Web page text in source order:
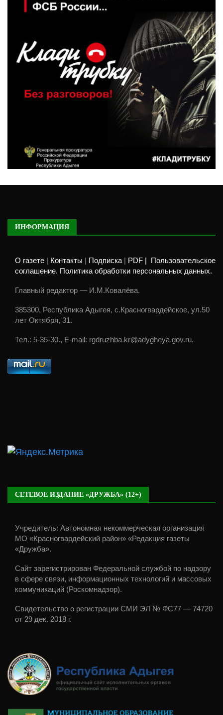
ИНФОРМАЦИЯ
О газете Контакты Подписка PDF |
Пользовательское
соглашение. Политика обработки персональных данных.
Главный редактор — И.М.Ковалёва.
385300, Республика Адыгея, с.Красногвардейское, ул.50
лет Октября, 31.
Тел.: 5-35-30., E-mail: rgdruzhba.kr@adygheya.gov.ru.
СЕТЕВОЕ ИЗДАНИЕ «ДРУЖБА» (12+)
Учредитель: Автономная некоммерческая организация
МО «Красногвардейский район» «Редакция газеты
«Дружба».
Сайт зарегистрирован Федеральной службой по надзору
в сфере связи, информационных технологий и массовых
коммуникаций (Роскомнадзор).
Свидетельство о регистрации СМИ ЭЛ № ФС77 — 74720
от 29 дек. 2018 г.